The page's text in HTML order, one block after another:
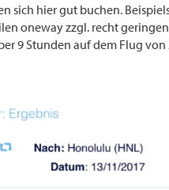
sich hier gut buchen.
oneway zzgl. recht
9 Stunden auf dem Flug